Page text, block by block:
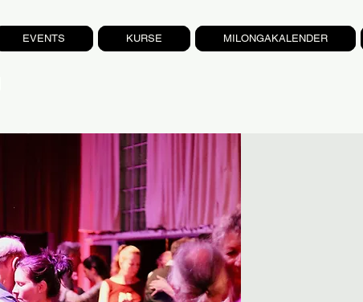
EVENTS KURSE MILONGAKALENDER